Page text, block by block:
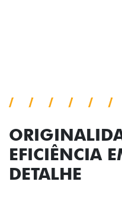
EFICIÊNCIA
DETALHE